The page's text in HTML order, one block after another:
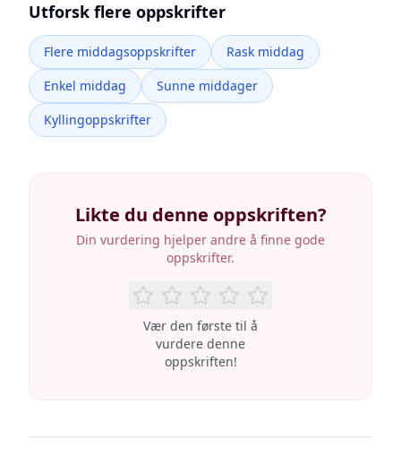
Utforsk flere oppskrifter
Flere middagsoppskrifter
Rask middag
Enkel middag
Sunne middager
Kyllingoppskrifter
Likte du denne oppskriften?
Din vurdering hjelper andre å finne gode
oppskrifter.
Vær den første til å
vurdere denne
oppskriften!